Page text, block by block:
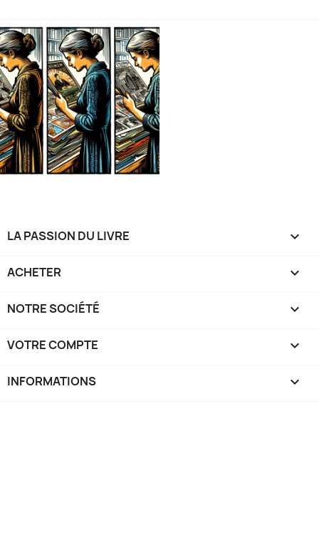
LA PASSION DU LIVRE 
ACHETER 
NOTRE SOCIÉTÉ 
VOTRE COMPTE 
INFORMATIONS keyboard_arrow_down